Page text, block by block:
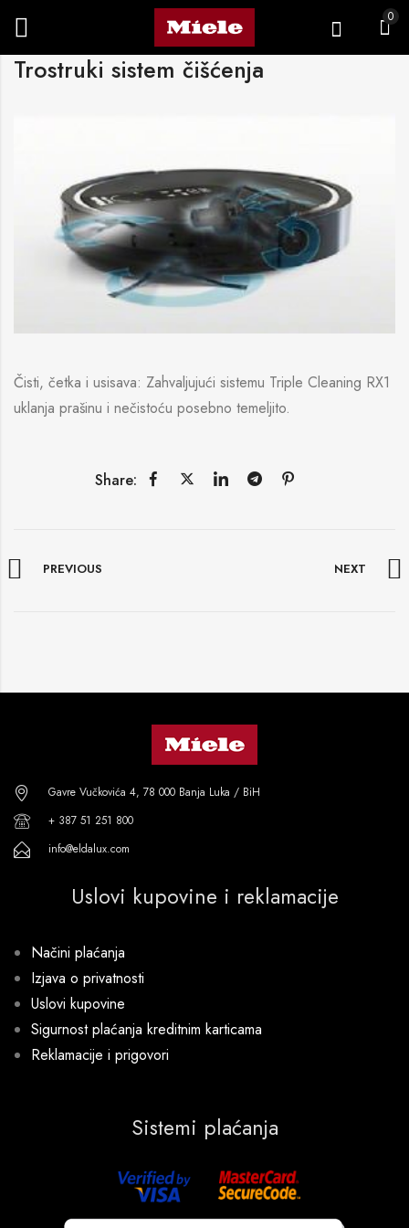
0
Trostruki sistem čišćenja
Čisti, četka i usisava: Zahvaljujući sistemu Triple Cleaning RX1
uklanja prašinu i nečistoću posebno temeljito.
Share:
PREVIOUS NEXT
Gavre Vučkovića 4, 78 000 Banja Luka / BiH
+ 387 51 251 800
info@eldalux.com
Uslovi kupovine i reklamacije
Načini plaćanja
Izjava o privatnosti
Uslovi kupovine
Sigurnost plaćanja kreditnim karticama
Reklamacije i prigovori
Sistemi plaćanja